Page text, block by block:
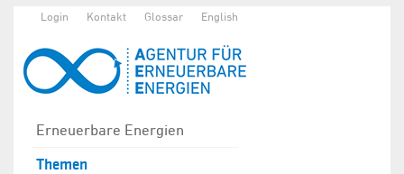
Login Kontakt Glossar English
Erneuerbare Energien
Themen